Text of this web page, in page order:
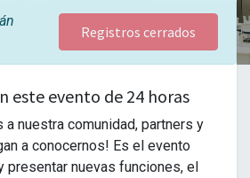
Registros cerrados
este evento de 24 horas
a nuestra comunidad, partners y
a conocernos! Es el evento
presentar nuevas funciones, el